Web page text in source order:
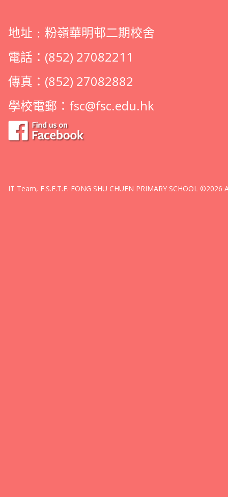
地址﹕粉嶺華明邨二期校舍
電話：(852) 27082211
傳真：(852) 27082882
學校電郵： fsc@fsc.edu.hk
IT Team, F.S.F.T.F. FONG SHU CHUEN PRIMARY SCHOOL ©2026